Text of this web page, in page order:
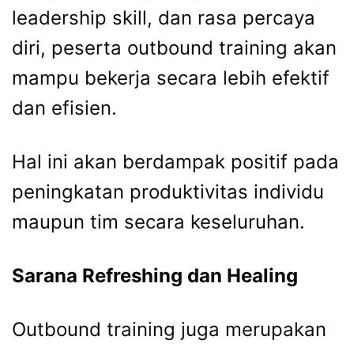
leadership skill, dan rasa percaya
diri, peserta outbound training akan
mampu bekerja secara lebih efektif
dan efisien.
Hal ini akan berdampak positif pada
peningkatan produktivitas individu
maupun tim secara keseluruhan.
Sarana Refreshing dan Healing
Outbound training juga merupakan